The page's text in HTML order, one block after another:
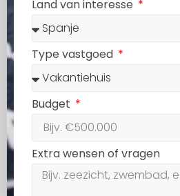
Land van interesse
Type vastgoed
Budget
Extra wensen of vragen